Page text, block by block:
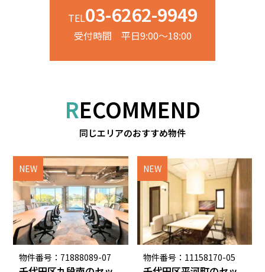
TEL03-6262-9949
受付時間 平日9:00～18:00
RECOMMEND
同じエリアのおすすめ物件
NEW
物件番号：71888089-07
NEW
物件番号：11158170-05